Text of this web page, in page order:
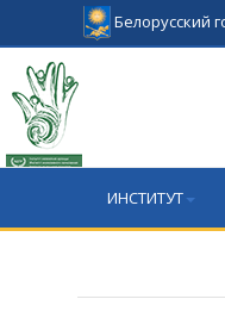
Белорусский
ИНСТИТУТ